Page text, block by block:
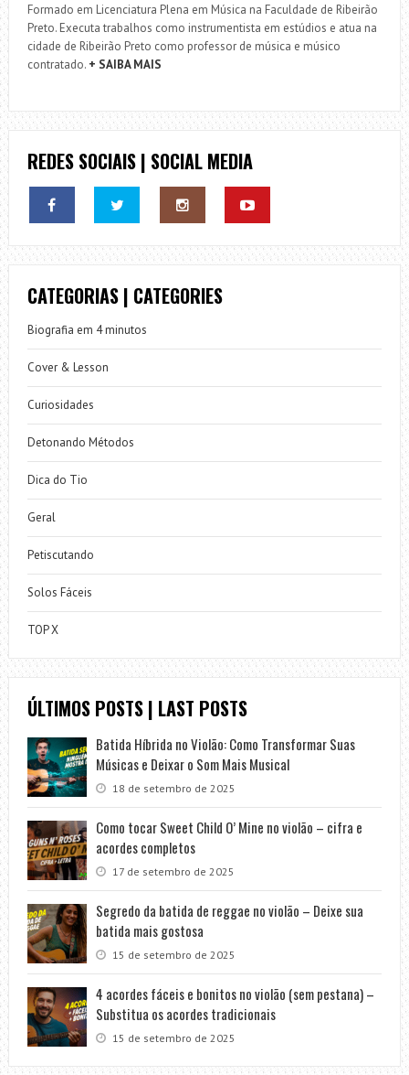
Formado em Licenciatura Plena em Música na Faculdade de Ribeirão
Preto. Executa trabalhos como instrumentista em estúdios e atua na
cidade de Ribeirão Preto como professor de música e músico
contratado. + SAIBA MAIS
REDES SOCIAIS | SOCIAL MEDIA
CATEGORIAS | CATEGORIES
Biografia em 4 minutos
Cover & Lesson
Curiosidades
Detonando Métodos
Dica do Tio
Geral
Petiscutando
Solos Fáceis
TOP X
ÚLTIMOS POSTS | LAST POSTS
Batida Híbrida no Violão: Como Transformar Suas
Músicas e Deixar o Som Mais Musical
18 de setembro de 2025
Como tocar Sweet Child O’ Mine no violão – cifra e
acordes completos
17 de setembro de 2025
Segredo da batida de reggae no violão – Deixe sua
batida mais gostosa
15 de setembro de 2025
4 acordes fáceis e bonitos no violão (sem pestana) –
Substitua os acordes tradicionais
15 de setembro de 2025